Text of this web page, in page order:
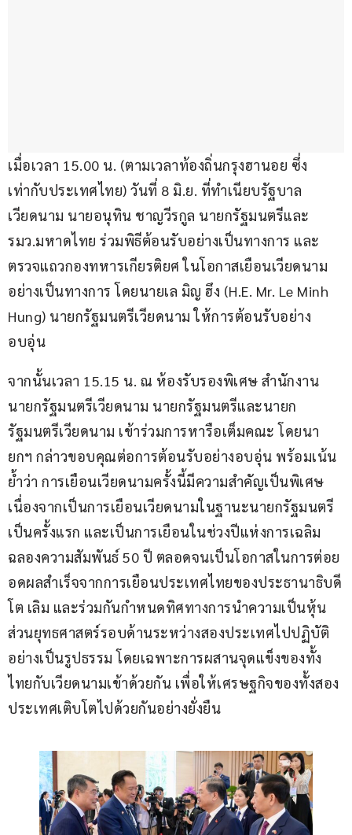
เมื่อเวลา 15.00 น. (ตามเวลาท้องถิ่นกรุงฮานอย ซึ่ง
เท่ากับประเทศไทย) วันที่ 8 มิ.ย. ที่ทำเนียบรัฐบาล
เวียดนาม นายอนุทิน ชาญวีรกูล นายกรัฐมนตรีและ
รมว.มหาดไทย ร่วมพิธีต้อนรับอย่างเป็นทางการ และ
ตรวจแถวกองทหารเกียรติยศ ในโอกาสเยือนเวียดนาม
อย่างเป็นทางการ โดยนายเล มิญ ฮึง (H.E. Mr. Le Minh
Hung) นายกรัฐมนตรีเวียดนาม ให้การต้อนรับอย่าง
อบอุ่น
จากนั้นเวลา 15.15 น. ณ ห้องรับรองพิเศษ สำนักงาน
นายกรัฐมนตรีเวียดนาม นายกรัฐมนตรีและนายก
รัฐมนตรีเวียดนาม เข้าร่วมการหารือเต็มคณะ โดยนา
ยกฯ กล่าวขอบคุณต่อการต้อนรับอย่างอบอุ่น พร้อมเน้น
ย้ำว่า การเยือนเวียดนามครั้งนี้มีความสำคัญเป็นพิเศษ
เนื่องจากเป็นการเยือนเวียดนามในฐานะนายกรัฐมนตรี
เป็นครั้งแรก และเป็นการเยือนในช่วงปีแห่งการเฉลิม
ฉลองความสัมพันธ์ 50 ปี ตลอดจนเป็นโอกาสในการต่อย
อดผลสำเร็จจากการเยือนประเทศไทยของประธานาธิบดี
โต เลิม และร่วมกันกำหนดทิศทางการนำความเป็นหุ้น
ส่วนยุทธศาสตร์รอบด้านระหว่างสองประเทศไปปฏิบัติ
อย่างเป็นรูปธรรม โดยเฉพาะการผสานจุดแข็งของทั้ง
ไทยกับเวียดนามเข้าด้วยกัน เพื่อให้เศรษฐกิจของทั้งสอง
ประเทศเติบโตไปด้วยกันอย่างยั่งยืน